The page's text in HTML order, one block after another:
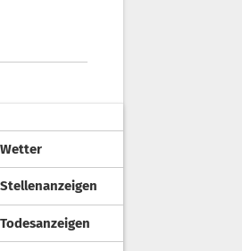
Wetter
Stellenanzeigen
Todesanzeigen